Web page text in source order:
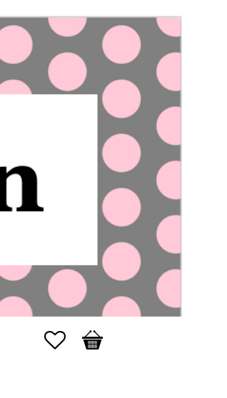
Favorites
Basket